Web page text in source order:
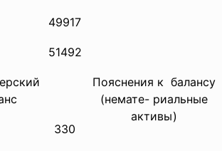
49917
51492
Пояснения к балансу
(немате- риальные
активы)
330